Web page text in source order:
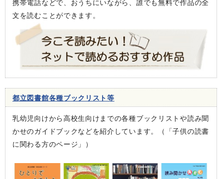
携帯電話などで、おうちにいながら、誰でも無料で作品の全
文を読むことができます。
都立図書館各種ブックリスト等
乳幼児向けから高校生向けまでの各種ブックリストや読み聞
かせのガイドブックなどを紹介しています。（「子供の読書
に関わる方のページ」）